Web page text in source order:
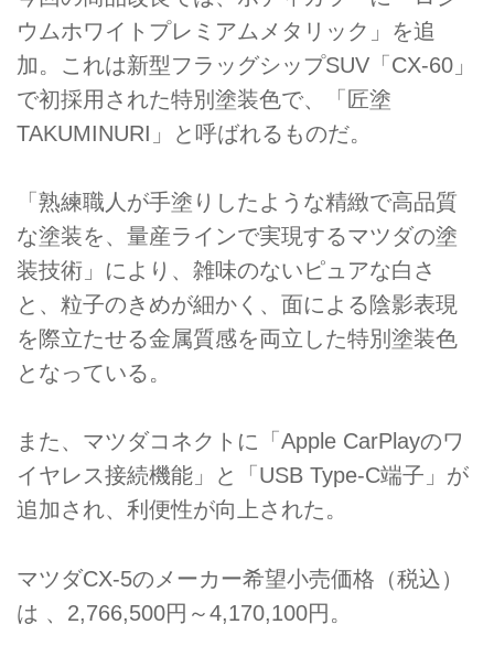
ウムホワイトプレミアムメタリック」を追
加。これは新型フラッグシップSUV「CX-60」
で初採用された特別塗装色で、「匠塗
TAKUMINURI」と呼ばれるものだ。
「熟練職人が手塗りしたような精緻で高品質
な塗装を、量産ラインで実現するマツダの塗
装技術」により、雑味のないピュアな白さ
と、粒子のきめが細かく、面による陰影表現
を際立たせる金属質感を両立した特別塗装色
となっている。
また、マツダコネクトに「Apple CarPlayのワ
イヤレス接続機能」と「USB Type-C端子」が
追加され、利便性が向上された。
マツダCX-5のメーカー希望小売価格（税込）
は 、2,766,500円～4,170,100円。